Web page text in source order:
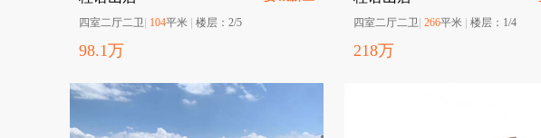
四室二厅二卫 104平米 楼层： 2/5
98.1万
四室二厅二卫 266平米 楼层： 1/4
218万